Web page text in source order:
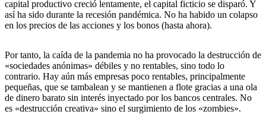
capital productivo creció lentamente, el capital ficticio se disparó. Y
así ha sido durante la recesión pandémica. No ha habido un colapso
en los precios de las acciones y los bonos (hasta ahora).
Por tanto, la caída de la pandemia no ha provocado la destrucción de
«sociedades anónimas» débiles y no rentables, sino todo lo
contrario. Hay aún más empresas poco rentables, principalmente
pequeñas, que se tambalean y se mantienen a flote gracias a una ola
de dinero barato sin interés inyectado por los bancos centrales. No
es «destrucción creativa» sino el surgimiento de los «zombies».